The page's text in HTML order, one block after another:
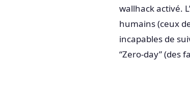
wallhack activé.
humains (ceux
incapables de
“Zero-day” (des